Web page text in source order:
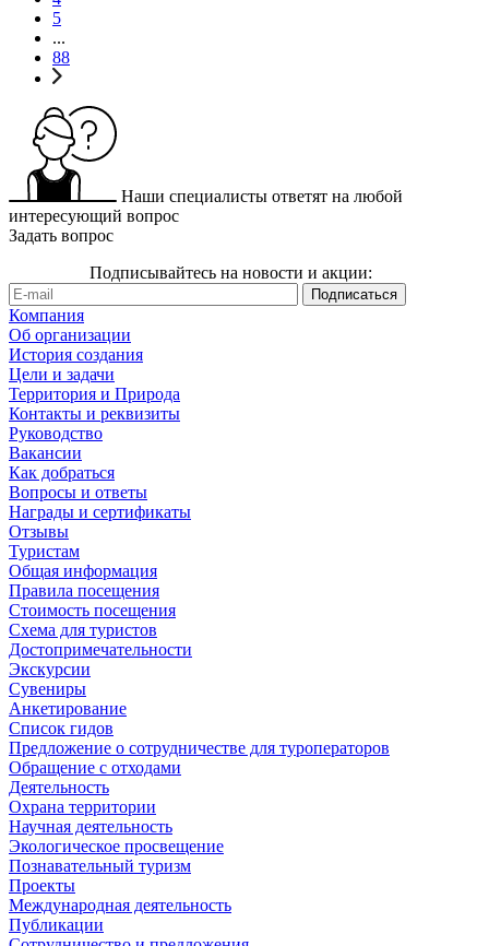
5
...
88
Наши специалисты ответят на любой
интересующий вопрос
Задать вопрос
Подписывайтесь на новости и акции:
Компания
Об организации
История создания
Цели и задачи
Территория и Природа
Контакты и реквизиты
Руководство
Вакансии
Как добраться
Вопросы и ответы
Награды и сертификаты
Отзывы
Туристам
Общая информация
Правила посещения
Стоимость посещения
Схема для туристов
Достопримечательности
Экскурсии
Сувениры
Анкетирование
Список гидов
Предложение о сотрудничестве для туроператоров
Обращение с отходами
Деятельность
Охрана территории
Научная деятельность
Экологическое просвещение
Познавательный туризм
Проекты
Международная деятельность
Публикации